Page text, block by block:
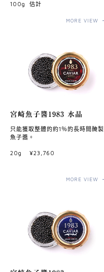
100g
估計
MORE VIEW
宮崎魚子醬1983 水晶
只能獲取整體的約1％的長時間醃製
魚子醬。
20g ¥23,760
MORE VIEW